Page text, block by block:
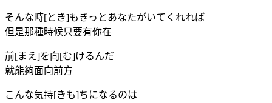
そんな時[とき]もきっとあなたがいてくれれば
但是那種時候只要有你在
前[まえ]を向[む]けるんだ
就能夠面向前方
こんな気持[きも]ちになるのは